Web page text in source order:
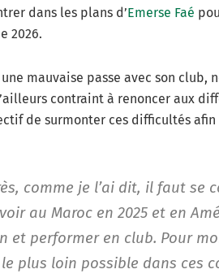
dans les plans d’Emerse Faé
2026.
mauvaise passe avec son
contraint à renoncer aux
de surmonter ces difficultés
comme je l’ai dit, il faut se
au Maroc en 2025 et en
et performer en club. Pour
le plus loin possible dans ces